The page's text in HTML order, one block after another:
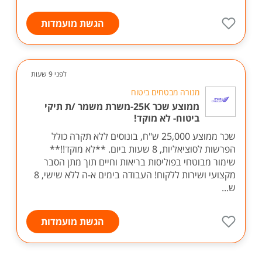
הגשת מועמדות
לפני 9 שעות
מנורה מבטחים ביטוח
ממוצע שכר 25K-משרת משמר /ת תיקי
ביטוח- לא מוקד!
שכר ממוצע 25,000 ש"ח, בונוסים ללא תקרה כולל
הפרשות לסוציאליות, 8 שעות ביום. **לא מוקד!!**
שימור מבוטחי בפוליסות בריאות וחיים תוך מתן הסבר
מקצועי ושירות ללקוח! העבודה בימים א-ה ללא שישי, 8
ש...
הגשת מועמדות